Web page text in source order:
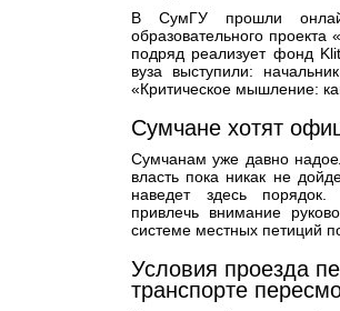
В СумГУ прошли
образовательного
подряд реализует фонд
вуза выступили:
«Критическое мышление:
Сумчане хотят
Сумчанам уже давно
власть пока никак не
наведет здесь
привлечь внимание
системе местных петиций
Условия проезда
транспорте